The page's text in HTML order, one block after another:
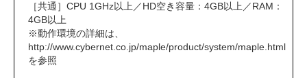
［共通］CPU 1GHz以上／HD空き容量：4GB以上／RAM：
4GB以上
※動作環境の詳細は、
http://www.cybernet.co.jp/maple/product/system/maple.html
を参照